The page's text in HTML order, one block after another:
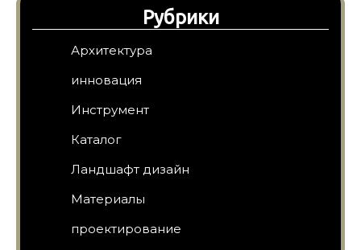
Рубрики
Архитектура
инновация
Инструмент
Каталог
Ландшафт дизайн
Материалы
проектирование